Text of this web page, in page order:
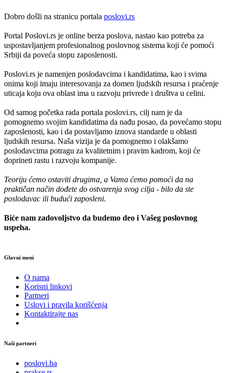
Dobro došli na stranicu portala poslovi.rs
Portal Poslovi.rs je online berza poslova, nastao kao potreba za
uspostavljanjem profesionalnog poslovnog sistema koji će pomoći
Srbiji da poveća stopu zaposlenosti.
Poslovi.rs je namenjen poslodavcima i kandidatima, kao i svima
onima koji imaju interesovanja za domen ljudskih resursa i praćenje
uticaja koju ova oblast ima u razvoju privrede i društva u celini.
Od samog početka rada portala poslovi.rs, cilj nam je da
pomognemo svojim kandidatima da nađu posao, da povećamo stopu
zaposlenosti, kao i da postavljamo iznova standarde u oblasti
ljudskih resursa. Naša vizija je da pomognemo i olakšamo
poslodavcima potragu za kvalitetnim i pravim kadrom, koji će
doprineti rastu i razvoju kompanije.
Teoriju ćemo ostaviti drugima, a Vama ćemo pomoći da na
praktičan način dođete do ostvarenja svog cilja - bilo da ste
poslodavac ili budući zaposleni.
Biće nam zadovoljstvo da budemo deo i Vašeg poslovnog
uspeha.
Glavni meni
O nama
Korisni linkovi
Partneri
Uslovi i pravila korišćenja
Kontaktirajte nas
Naši partneri
poslovi.ba